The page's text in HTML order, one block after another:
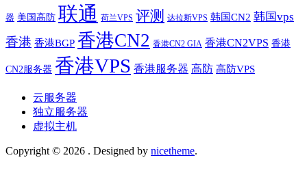
器 美国高防 联通 荷兰VPS 评测 达拉斯VPS 韩国CN2 韩国vps
香港 香港BGP 香港CN2 香港CN2 GIA 香港CN2VPS 香港
CN2服务器 香港VPS 香港服务器 高防 高防VPS
云服务器
独立服务器
虚拟主机
Copyright © 2026 . Designed by nicetheme.